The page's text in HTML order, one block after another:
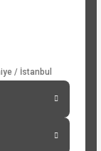
/ İstanbul